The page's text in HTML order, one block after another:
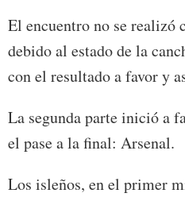
El encuentro no se realizó
debido al estado de la
con el resultado a favor y
La segunda parte inició a
el pase a la final: Arsenal.
Los isleños, en el primer